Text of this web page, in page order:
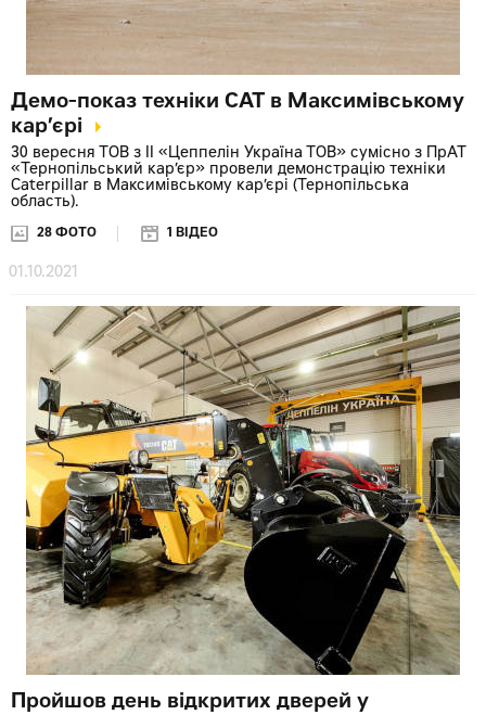
Демо-показ техніки CAT в Максимівському
кар’єрі
30 вересня ТОВ з ІІ «Цеппелін Україна ТОВ» сумісно з ПрАТ
«Тернопільський кар’єр» провели демонстрацію техніки
Caterpillar в Максимівському кар’єрі (Тернопільська
область).
28 ФОТО 1 ВІДЕО
01.10.2021
Пройшов день відкритих дверей у